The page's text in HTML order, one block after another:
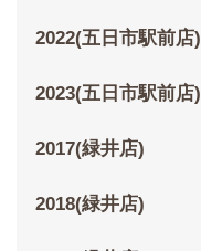
2022(五日市駅前店)
2023(五日市駅前店)
2017(緑井店)
2018(緑井店)